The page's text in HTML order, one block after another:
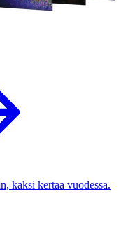
kaksi kertaa vuodessa.